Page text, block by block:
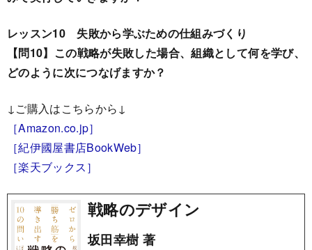
レッスン10 失敗から学ぶための仕組みづくり
【問10】この戦略が失敗した場合、組織として何を学び、
どのように次につなげますか？
↓ご購入はこちらから↓
［Amazon.co.jp］
［紀伊國屋書店BookWeb］
［楽天ブックス］
戦略のデザイン
坂田幸樹 著